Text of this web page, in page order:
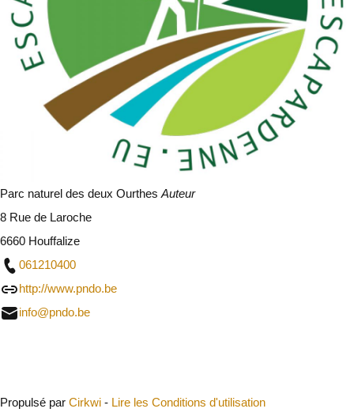
Parc naturel des deux Ourthes Auteur
8 Rue de Laroche
6660 Houffalize
061210400
http://www.pndo.be
info@pndo.be
Propulsé par Cirkwi - Lire les Conditions d'utilisation